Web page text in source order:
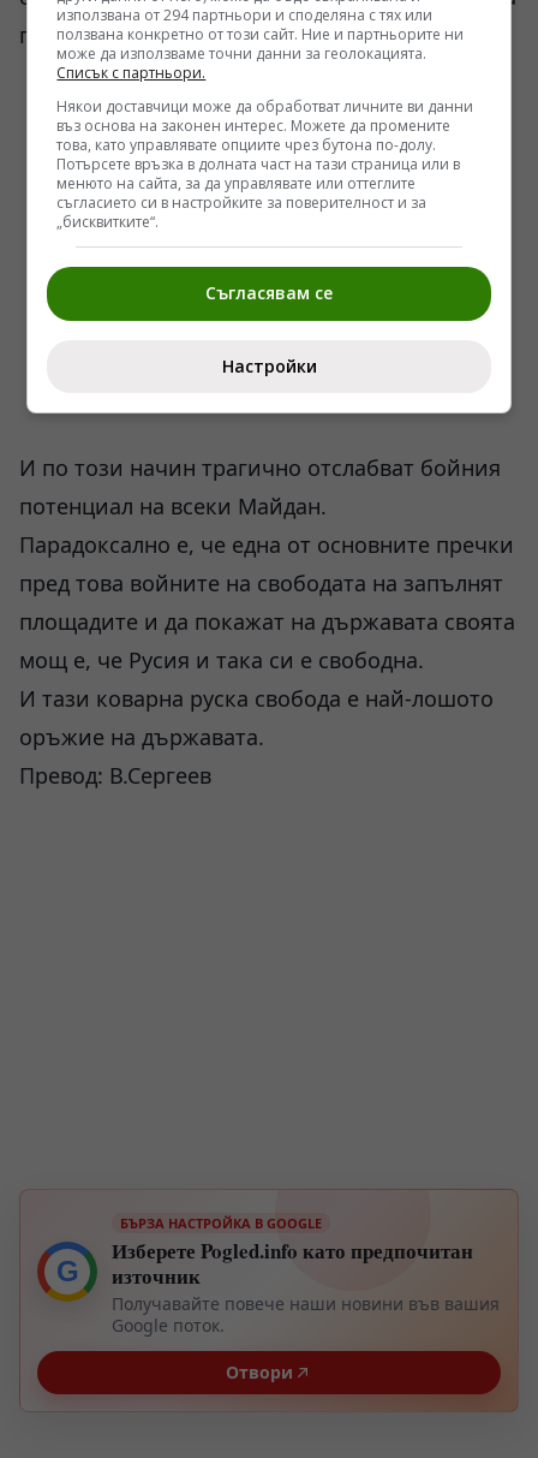
го позволяват.
И по този начин трагично отслабват бойния
потенциал на всеки Майдан.
Парадоксално е, че една от основните пречки
пред това войните на свободата на запълнят
площадите и да покажат на държавата своята
мощ е, че Русия и така си е свободна.
И тази коварна руска свобода е най-лошото
оръжие на държавата.
Превод: В.Сергеев
G
БЪРЗА НАСТРОЙКА В GOOGLE
Изберете Pogled.info като предпочитан
източник
Получавайте повече наши новини във вашия
Google поток.
Отвори
използвана от 294 партньори и споделяна с тях или
ползвана конкретно от този сайт. Ние и партньорите ни
може да използваме точни данни за геолокацията.
Списък с партньори.
Някои доставчици може да обработват личните ви данни
въз основа на законен интерес. Можете да промените
това, като управлявате опциите чрез бутона по-долу.
Потърсете връзка в долната част на тази страница или в
менюто на сайта, за да управлявате или оттеглите
съгласието си в настройките за поверителност и за
„бисквитките“.
Съгласявам се
Настройки